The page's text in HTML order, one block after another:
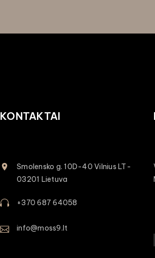
KONTAKTAI
Smolensko g. 10D-40 Vilnius LT-
03201 Lietuva
+370 687 64058
info@moss9.lt